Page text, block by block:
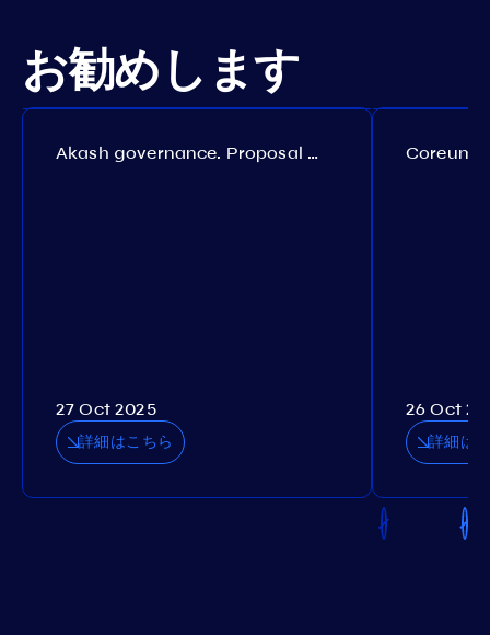
お勧めします
Akash governance. Proposal №308
27 Oct 2025
詳細はこちら
26 Oct
詳細は